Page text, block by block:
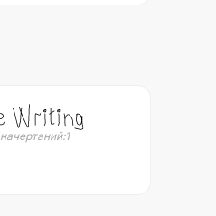
начертаний:1